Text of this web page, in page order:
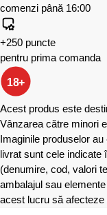
comenzi până 16:00
+250 puncte
pentru prima comanda
18+
Acest produs este
Vânzarea către minori
Imaginile produselor
livrat sunt cele indicate
(denumire, cod, valori
ambalajul sau
acest lucru să